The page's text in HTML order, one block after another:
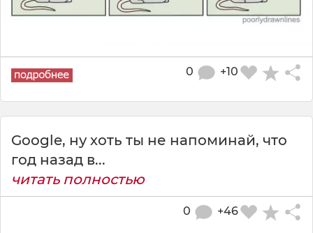
+10
0
Google, ну хоть ты не напоминай, что
год назад в...
читать полностью
+46
0